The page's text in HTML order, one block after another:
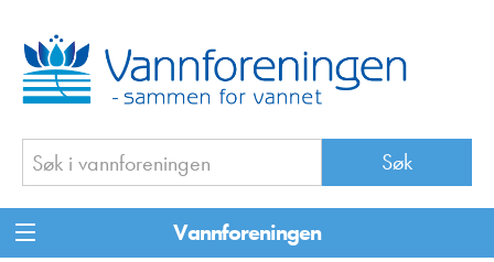
Vannforeningen